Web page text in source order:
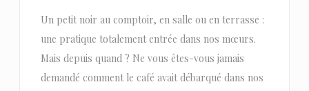
Un petit noir au comptoir, en salle ou en terrasse :
une pratique totalement entrée dans nos mœurs.
Mais depuis quand ? Ne vous êtes-vous jamais
demandé comment le café avait débarqué dans nos